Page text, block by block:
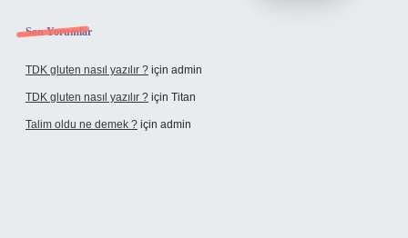
Son Yorumlar
TDK gluten nasıl yazılır ? için admin
TDK gluten nasıl yazılır ? için Titan
Talim oldu ne demek ? için admin